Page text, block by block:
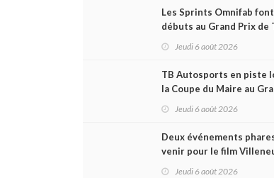
Les Sprints Omnifab
débuts au Grand Prix de
Rivières avec un format
Jeudi 6 août 2026
TB Autosports en piste
la Coupe du Maire au
de Trois-Rivières
Jeudi 6 août 2026
Deux événements
venir pour le film
L'ascension d'une
Jeudi 6 août 2026